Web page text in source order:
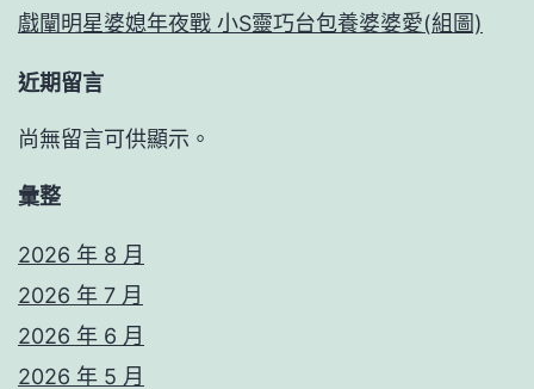
戲闡明星婆媳年夜戰 小S靈巧台包養婆婆愛(組圖)
近期留言
尚無留言可供顯示。
彙整
2026 年 8 月
2026 年 7 月
2026 年 6 月
2026 年 5 月